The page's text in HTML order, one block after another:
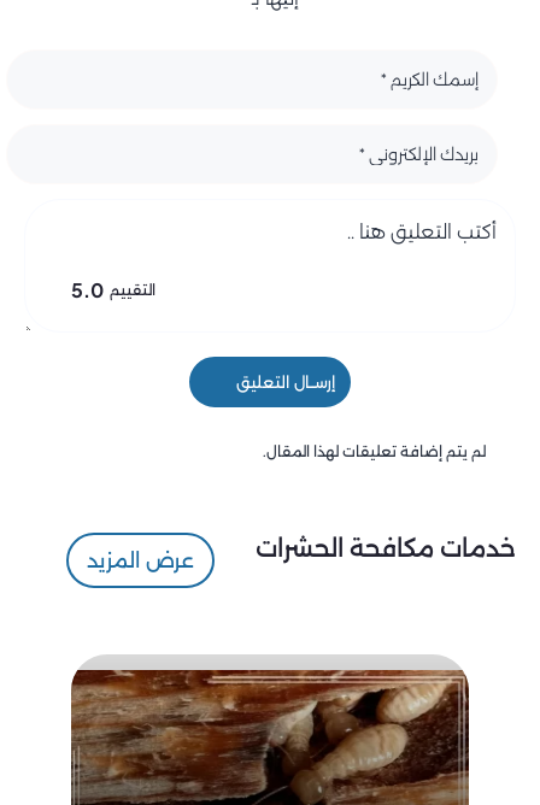
التقييم 5.0
إرســال التعليق
لم يتم إضافة تعليقات لهذا المقال.
خدمات مكافحة الحشرات عرض المزيد